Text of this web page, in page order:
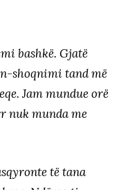
bashkë. Gjatë
shoqnimi tand më
Jam mundue orë
nuk munda me
të tana